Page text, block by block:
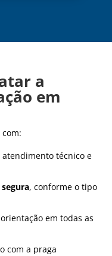
a
em
atendimento técnico e
, conforme o tipo
em todas as
com a praga